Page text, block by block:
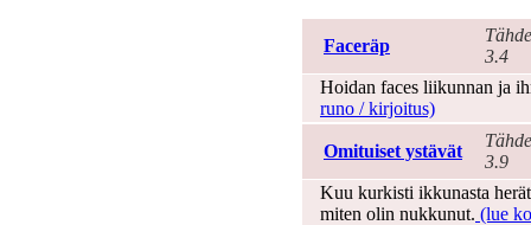
Faceräp
3.4
Hoidan faces liikunnan ja
runo / kirjoitus)
Omituiset ystävät
3.9
Kuu kurkisti ikkunasta
miten olin nukkunut. (lue